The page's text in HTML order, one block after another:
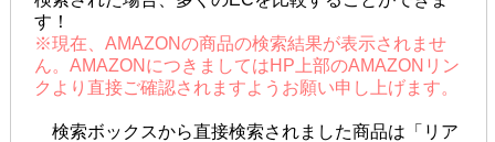
す！
※現在、AMAZONの商品の検索結果が表示されませ
ん。AMAZONにつきましてはHP上部のAMAZONリン
クより直接ご確認されますようお願い申し上げます。
検索ボックスから直接検索されました商品は「リア